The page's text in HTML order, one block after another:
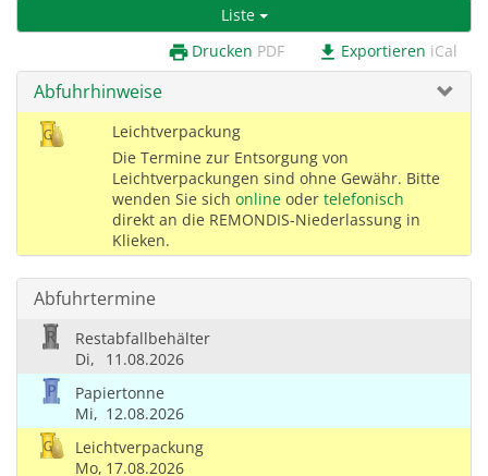
Liste
print Drucken PDF download Exportieren iCal
Abfuhrhinweise
Leichtverpackung
Die Termine zur Entsorgung von
Leichtverpackungen sind ohne Gewähr. Bitte
wenden Sie sich online oder telefonisch
direkt an die REMONDIS-Niederlassung in
Klieken.
Abfuhrtermine
Restabfallbehälter
Di,
11.08.2026
Papiertonne
Mi, 12.08.2026
Leichtverpackung
Mo, 17.08.2026